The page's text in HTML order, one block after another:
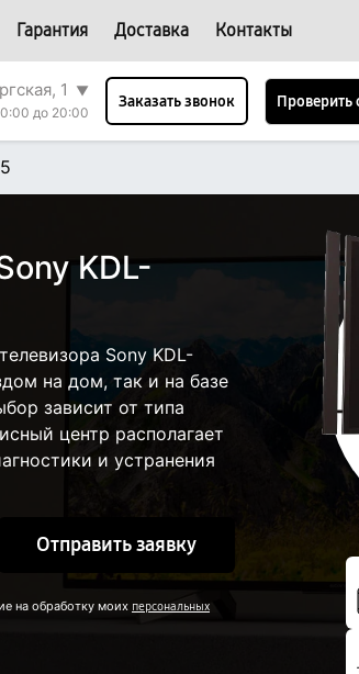
Гарантия Доставка Контакты
1
▼
до 20:00
Заказать звонок Проверить
KDL-
Sony KDL-
на дом, так и на базе
зависит от типа
центр располагает
и устранения
Отправить заявку
на обработку моих персональных